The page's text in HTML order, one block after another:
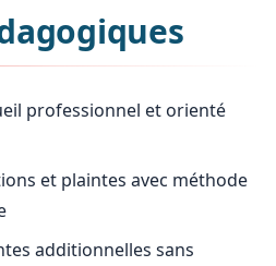
professionnel et orienté
et plaintes avec méthode
additionnelles sans